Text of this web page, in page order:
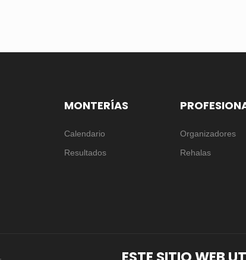
MONTERÍAS
Calendario
Resultados
Organizadores
Rehalas